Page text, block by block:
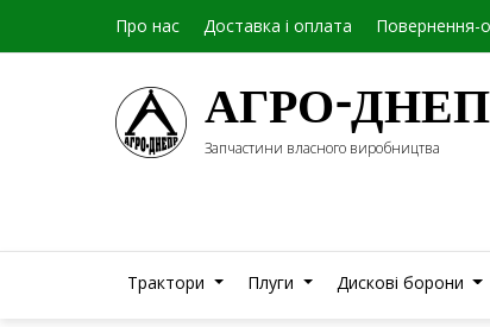
Про нас Доставка і оплата Повернення-
АГРО-
Запчастини власного виробництва
Трактори Плуги Дискові борони